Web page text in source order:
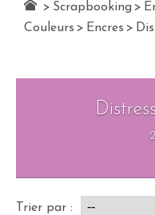
> Scrapbooking >
Couleurs > Encres >
Trier par :